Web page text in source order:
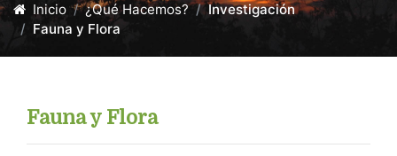
Inicio ¿Qué Hacemos?
Investigación
Fauna y Flora
Fauna y Flora